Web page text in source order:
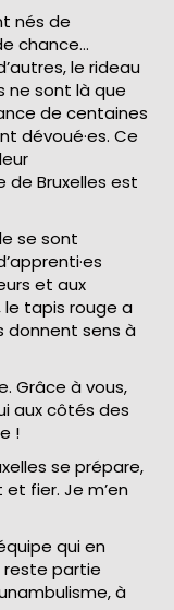
nés de
chance…
le rideau
ne sont là que
de centaines
dévoué·es. Ce
de Bruxelles est
se sont
et aux
le tapis rouge a
donnent sens à
Grâce à vous,
aux côtés des
!
se prépare,
fier. Je m’en
qui en
reste partie
à